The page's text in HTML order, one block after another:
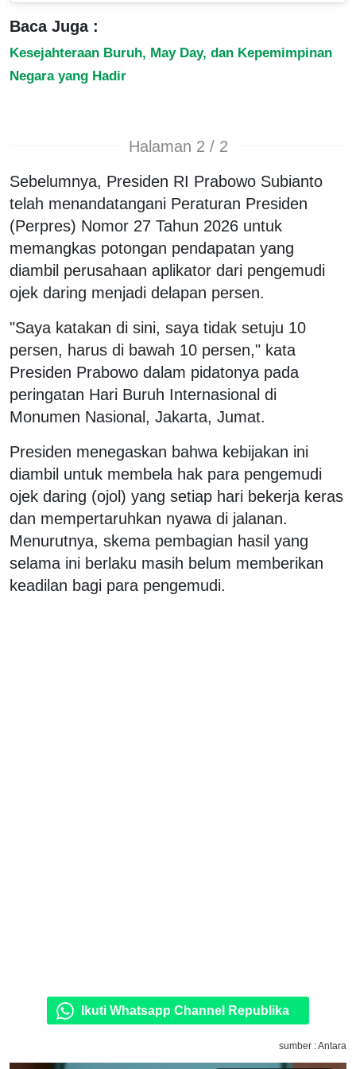
Baca Juga :
Kesejahteraan Buruh, May Day, dan Kepemimpinan
Negara yang Hadir
Halaman 2 / 2
Sebelumnya, Presiden RI Prabowo Subianto
telah menandatangani Peraturan Presiden
(Perpres) Nomor 27 Tahun 2026 untuk
memangkas potongan pendapatan yang
diambil perusahaan aplikator dari pengemudi
ojek daring menjadi delapan persen.
"Saya katakan di sini, saya tidak setuju 10
persen, harus di bawah 10 persen," kata
Presiden Prabowo dalam pidatonya pada
peringatan Hari Buruh Internasional di
Monumen Nasional, Jakarta, Jumat.
Presiden menegaskan bahwa kebijakan ini
diambil untuk membela hak para pengemudi
ojek daring (ojol) yang setiap hari bekerja keras
dan mempertaruhkan nyawa di jalanan.
Menurutnya, skema pembagian hasil yang
selama ini berlaku masih belum memberikan
keadilan bagi para pengemudi.
Ikuti Whatsapp Channel Republika
sumber : Antara